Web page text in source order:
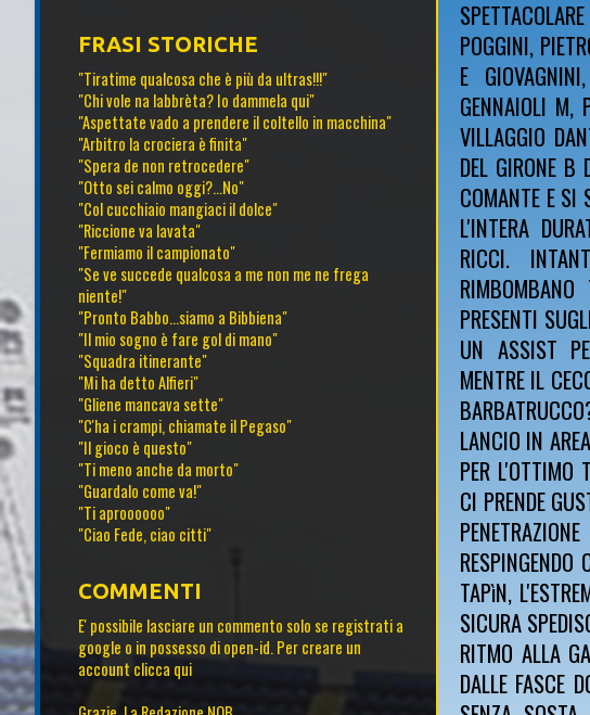
POGGINI,
E
GENNAIOLI M,
VILLAGGIO
DEL GIRONE B
COMANTE E SI
L'INTERA
RICCI.
PRESENTI
UN ASSIST
MENTRE IL
LANCIO IN
PER L'OTTIMO
CI PRENDE
RESPINGENDO
TAPìN,
SICURA
RITMO ALLA
DALLE FASCE
FRASI STORICHE
"Tiratime qualcosa che è più da ultras!!!"
"Chi vole na labbrèta? Io dammela qui"
"Aspettate vado a prendere il coltello in macchina"
"Arbitro la crociera è finita"
"Spera de non retrocedere"
"Otto sei calmo oggi?...No"
"Col cucchiaio mangiaci il dolce"
"Riccione va lavata"
"Fermiamo il campionato"
"Se ve succede qualcosa a me non me ne frega
niente!"
"Pronto Babbo...siamo a Bibbiena"
"Il mio sogno è fare gol di mano"
"Squadra itinerante"
"Mi ha detto Alfieri"
"Gliene mancava sette"
"C'ha i crampi, chiamate il Pegaso"
"Il gioco è questo"
"Ti meno anche da morto"
"Guardalo come va!"
"Ti aproooooo"
"Ciao Fede, ciao citti"
COMMENTI
E' possibile lasciare un commento solo se registrati a
google o in possesso di open-id. Per creare un
account clicca qui